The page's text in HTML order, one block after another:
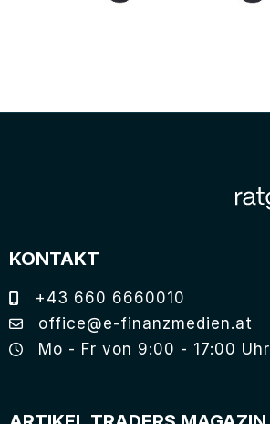
KONTAKT
+43 660 6660010
office@e-finanzmedien.at
Mo - Fr von 9:00 - 17:00 Uhr